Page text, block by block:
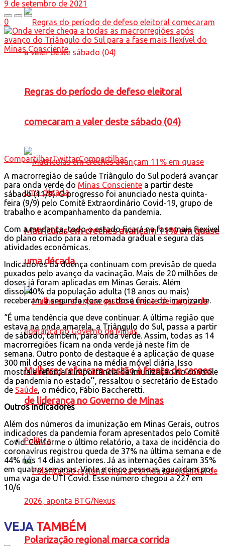
Regras do período de defeso eleitoral
comecaram a valer deste sábado (04)
Matrículas em creches avançam 11% em quase
uma década
Mulheres reforçam gestão à frente de cargos
de liderança no Governo de Minas
Política
Polarização regional marca corrida
9 de setembro de 2021
0
CompartilharTwittarCompartilhar
A macrorregião de saúde Triângulo do Sul poderá avançar
para onda verde do Minas Consciente a partir deste
sábado (11/9). O progresso foi anunciado nesta quinta-
feira (9/9) pelo Comitê Extraordinário Covid-19, grupo de
trabalho e acompanhamento da pandemia.
Com a mudança, todo o estado ficará na fase mais flexível
do plano criado para a retomada gradual e segura das
atividades econômicas.
Indicadores da doença continuam com previsão de queda
puxados pelo avanço da vacinação. Mais de 20 milhões de
doses já foram aplicadas em Minas Gerais. Além
disso, 40% da população adulta (18 anos ou mais)
receberam a segunda dose ou dose única do imunizante.
“É uma tendência que deve continuar. A última região que
estava na onda amarela, a Triângulo do Sul, passa a partir
de sábado, também, para onda verde. Assim, todas as 14
macrorregiões ficam na onda verde já neste fim de
semana. Outro ponto de destaque é a aplicação de quase
300 mil doses de vacina na média móvel diária. Isso
mostra e reforça a importância da imunização no controle
da pandemia no estado’’, ressaltou o secretário de Estado
de Saúde, o médico, Fábio Baccheretti.
Outros indicadores
Além dos números da imunização em Minas Gerais, outros
indicadores da pandemia foram apresentados pelo Comitê
Covid. Conforme o último relatório, a taxa de incidência do
coronavírus registrou queda de 37% na última semana e de
44% nos 14 dias anteriores. Já as internações caíram 35%
em quatro semanas. Vinte e cinco pessoas aguardam por
uma vaga de UTI Covid. Esse número chegou a 227 em
10/6
VEJATAMBÉM